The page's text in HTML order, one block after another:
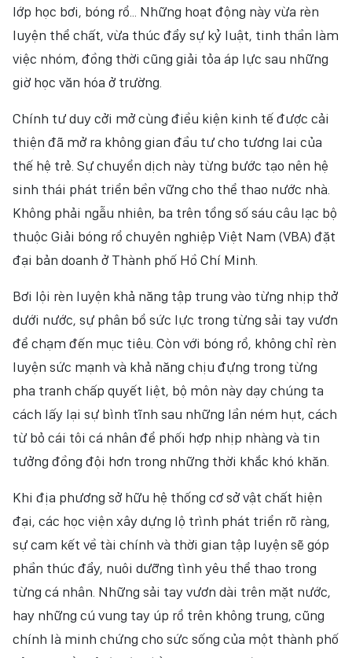
lớp học bơi, bóng rổ... Những hoạt động này vừa rèn
luyện thể chất, vừa thúc đẩy sự kỷ luật, tinh thần làm
việc nhóm, đồng thời cũng giải tỏa áp lực sau những
giờ học văn hóa ở trường.
Chính tư duy cởi mở cùng điều kiện kinh tế được cải
thiện đã mở ra không gian đầu tư cho tương lai của
thế hệ trẻ. Sự chuyển dịch này từng bước tạo nên hệ
sinh thái phát triển bền vững cho thể thao nước nhà.
Không phải ngẫu nhiên, ba trên tổng số sáu câu lạc bộ
thuộc Giải bóng rổ chuyên nghiệp Việt Nam (VBA) đặt
đại bản doanh ở Thành phố Hồ Chí Minh.
Bơi lội rèn luyện khả năng tập trung vào từng nhịp thở
dưới nước, sự phân bổ sức lực trong từng sải tay vươn
để chạm đến mục tiêu. Còn với bóng rổ, không chỉ rèn
luyện sức mạnh và khả năng chịu đựng trong từng
pha tranh chấp quyết liệt, bộ môn này dạy chúng ta
cách lấy lại sự bình tĩnh sau những lần ném hụt, cách
từ bỏ cái tôi cá nhân để phối hợp nhịp nhàng và tin
tưởng đồng đội hơn trong những thời khắc khó khăn.
Khi địa phương sở hữu hệ thống cơ sở vật chất hiện
đại, các học viện xây dựng lộ trình phát triển rõ ràng,
sự cam kết về tài chính và thời gian tập luyện sẽ góp
phần thúc đẩy, nuôi dưỡng tình yêu thể thao trong
từng cá nhân. Những sải tay vươn dài trên mặt nước,
hay những cú vung tay úp rổ trên không trung, cũng
chính là minh chứng cho sức sống của một thành phố